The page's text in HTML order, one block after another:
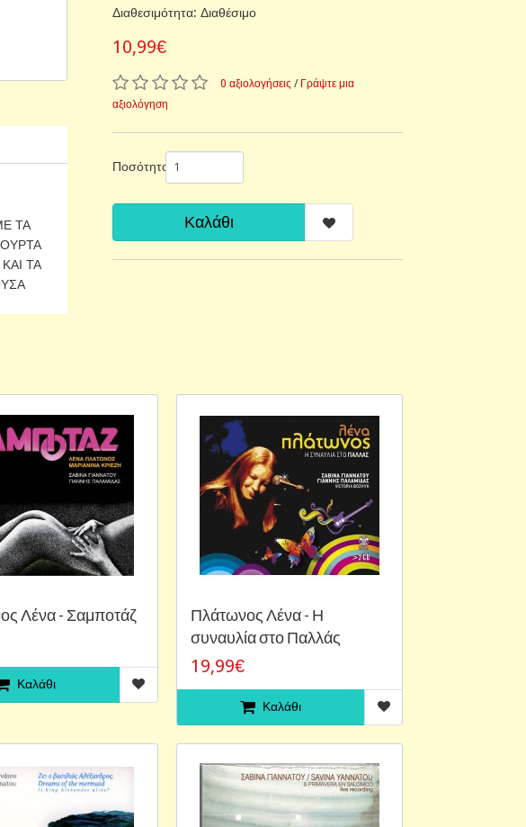
ΤΑ
ΤΑ
Διαθεσιμότητα: Διαθέσιμο
10,99€
0 αξιολογήσεις / Γράψτε μια
αξιολόγηση
Ποσότητα
Καλάθι
Λένα - Σαμποτάζ
Καλάθι
Πλάτωνος Λένα - Η
συναυλία στο Παλλάς
19,99€
Καλάθι